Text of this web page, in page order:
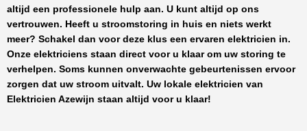
altijd een professionele hulp aan. U kunt altijd op ons
vertrouwen. Heeft u stroomstoring in huis en niets werkt
meer? Schakel dan voor deze klus een ervaren elektricien in.
Onze elektriciens staan direct voor u klaar om uw storing te
verhelpen. Soms kunnen onverwachte gebeurtenissen ervoor
zorgen dat uw stroom uitvalt. Uw lokale elektricien van
Elektricien Azewijn staan altijd voor u klaar!